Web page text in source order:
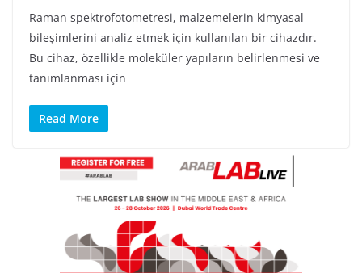
Raman spektrofotometresi, malzemelerin kimyasal
bileşimlerini analiz etmek için kullanılan bir cihazdır.
Bu cihaz, özellikle moleküler yapıların belirlenmesi ve
tanımlanması için
Read More